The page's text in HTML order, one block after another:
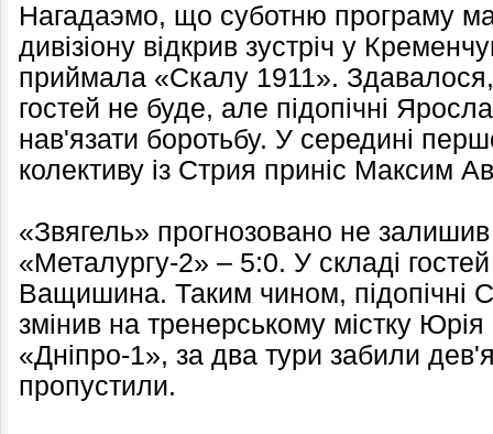
Нагадаэмо, що суботню програму
дивізіону відкрив зустріч у
приймала «Скалу 1911».
гостей не буде, але підопічні
нав'язати боротьбу. У середині
колективу із Стрия приніс Максим
«Звягель» прогнозовано не
«Металургу-2» – 5:0. У складі
Ващишина. Таким чином, підопічні
змінив на тренерському містку
«Дніпро-1», за два тури забили
пропустили.